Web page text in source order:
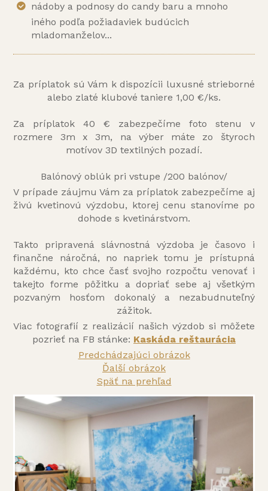
nádoby a podnosy do candy baru a mnoho
iného podľa požiadaviek budúcich
mladomanželov...
Za príplatok sú Vám k dispozícii luxusné strieborné
alebo zlaté klubové taniere 1,00 €/ks.
Za príplatok 40 € zabezpečíme foto stenu v
rozmere 3m x 3m, na výber máte zo štyroch
motívov 3D textilných pozadí.
Balónový oblúk pri vstupe /200 balónov/
V prípade záujmu Vám za príplatok zabezpečíme aj
živú kvetinovú výzdobu, ktorej cenu stanovíme po
dohode s kvetinárstvom.
Takto pripravená slávnostná výzdoba je časovo i
finančne náročná, no napriek tomu je prístupná
každému, kto chce časť svojho rozpočtu venovať i
takejto forme pôžitku a dopriať sebe aj všetkým
pozvaným hosťom dokonalý a nezabudnuteľný
zážitok.
Viac fotografií z realizácií našich výzdob si môžete
pozrieť na FB stánke: Kaskáda reštaurácia
Predchádzajúci obrázok
Ďalší obrázok
Späť na prehľad